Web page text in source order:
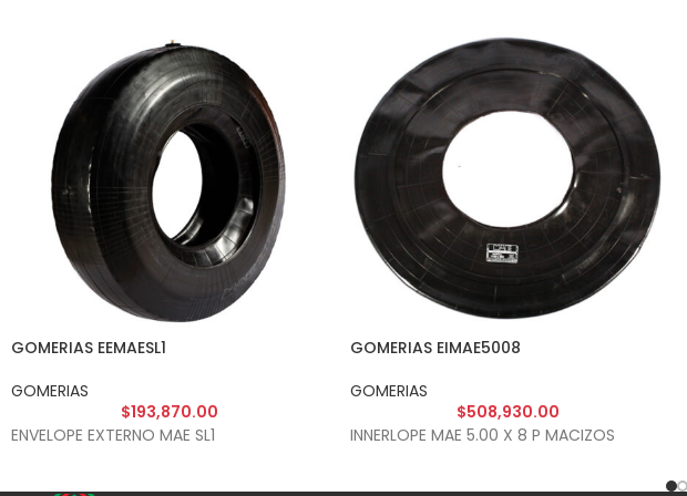
GOMERIAS EEMAESL1
GOMERIAS
$193,870.00
ENVELOPE EXTERNO MAE SL1
GOMERIAS EIMAE5008
GOMERIAS
$508,930.00
INNERLOPE MAE 5.00 X 8 P MACIZOS